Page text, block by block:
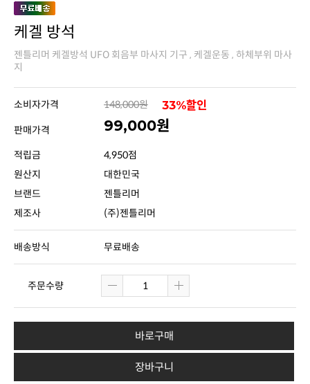
케겔 방석
지
소비자가격 148,000원 33%할인
판매가격 99,000원
적립금
4,950점
원산지
대한민국
브랜드
젠틀리머
제조사
(주)젠틀리머
배송방식 무료배송
주문수량
바로구매
장바구니